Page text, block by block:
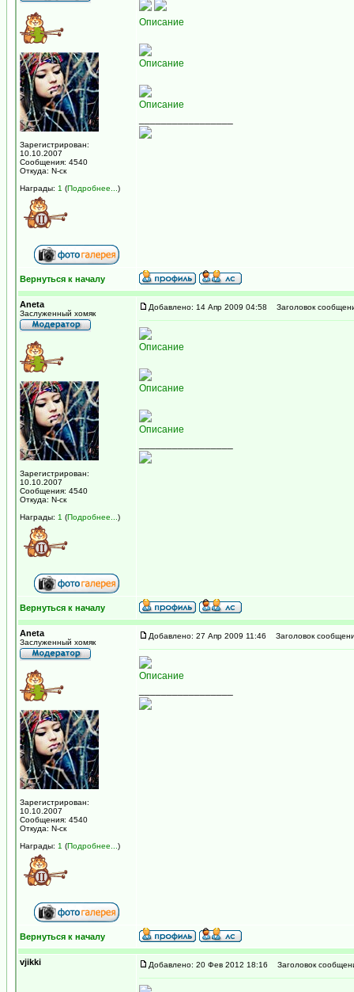
Зарегистрирован:
10.10.2007
Сообщения: 4540
Откуда: N-ск
Награды: 1 (Подробнее... )
Описание
Описание
Описание
Вернуться к началу
Aneta
Заслуженный хомяк
Зарегистрирован:
10.10.2007
Сообщения: 4540
Откуда: N-ск
Награды: 1 (Подробнее... )
Добавлено: 14 Апр 2009 04:58 Заголовок
Описание
Описание
Описание
Вернуться к началу
Aneta
Заслуженный хомяк
Зарегистрирован:
10.10.2007
Сообщения: 4540
Откуда: N-ск
Награды: 1 (Подробнее... )
Добавлено: 27 Апр 2009 11:46 Заголовок
Описание
Вернуться к началу
vjikki Добавлено: 20 Фев 2012 18:16 Заголовок